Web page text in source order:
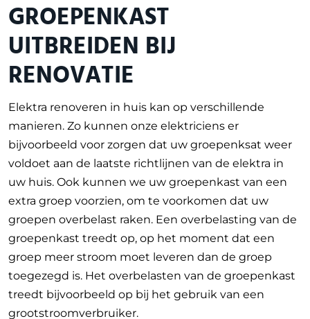
GROEPENKAST
UITBREIDEN BIJ
RENOVATIE
Elektra renoveren in huis kan op verschillende
manieren. Zo kunnen onze elektriciens er
bijvoorbeeld voor zorgen dat uw groepenksat weer
voldoet aan de laatste richtlijnen van de elektra in
uw huis. Ook kunnen we uw groepenkast van een
extra groep voorzien, om te voorkomen dat uw
groepen overbelast raken. Een overbelasting van de
groepenkast treedt op, op het moment dat een
groep meer stroom moet leveren dan de groep
toegezegd is. Het overbelasten van de groepenkast
treedt bijvoorbeeld op bij het gebruik van een
grootstroomverbruiker.